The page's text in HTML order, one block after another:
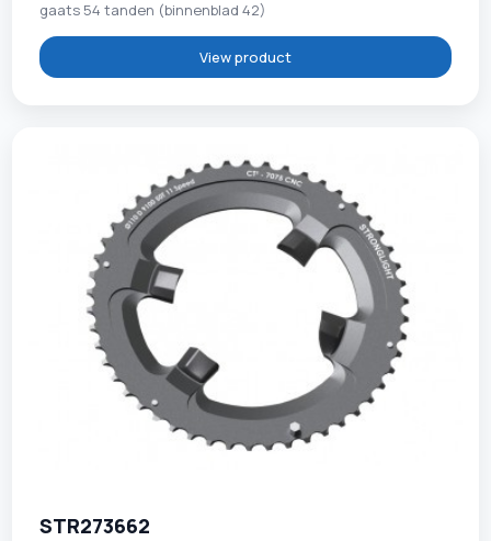
gaats 54 tanden (binnenblad 42)
View product
STR273662